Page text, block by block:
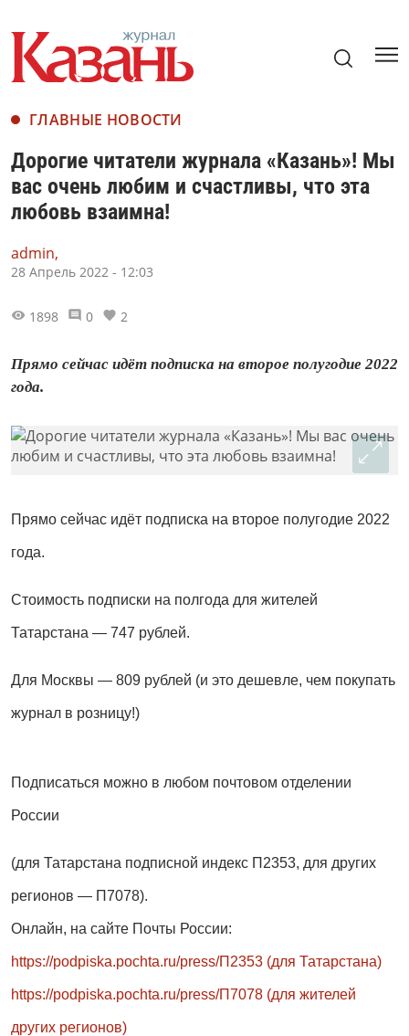
ГЛАВНЫЕ НОВОСТИ
Дорогие читатели журнала «Казань»! Мы
вас очень любим и счастливы, что эта
любовь взаимна!
admin,
28 Апрель 2022 - 12:03
1898 0 2
Прямо сейчас идёт подписка на второе полугодие 2022
года.
Прямо сейчас идёт подписка на второе полугодие 2022
года.
Стоимость подписки на полгода для жителей
Татарстана — 747 рублей.
Для Москвы — 809 рублей (и это дешевле, чем покупать
журнал в розницу!)
Подписаться можно в любом почтовом отделении
России
(для Татарстана подписной индекс П2353, для других
регионов — П7078).
Онлайн, на сайте Почты России:
https://podpiska.pochta.ru/press/П2353 (для Татарстана)
https://podpiska.pochta.ru/press/П7078 (для жителей
других регионов)